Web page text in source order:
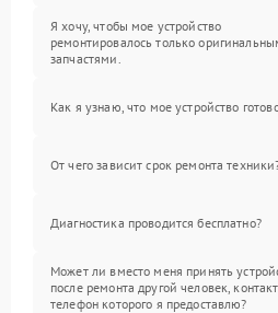
Я хочу, чтобы мое устройство
ремонтировалось только
запчастями.
Как я узнаю, что мое устройство
От чего зависит срок ремонта
Диагностика проводится бесплатно?
Может ли вместо меня принять
после ремонта другой человек,
телефон которого я предоставлю?